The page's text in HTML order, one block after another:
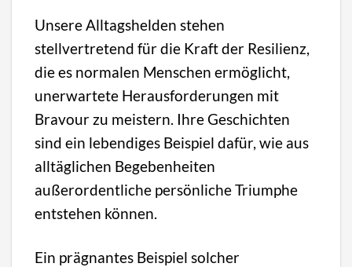
Unsere Alltagshelden stehen
stellvertretend für die Kraft der Resilienz,
die es normalen Menschen ermöglicht,
unerwartete Herausforderungen mit
Bravour zu meistern. Ihre Geschichten
sind ein lebendiges Beispiel dafür, wie aus
alltäglichen Begebenheiten
außerordentliche persönliche Triumphe
entstehen können.
Ein prägnantes Beispiel solcher